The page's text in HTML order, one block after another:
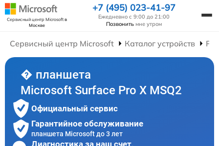
Сервисный центр Microsoftв
Москве
+7 (495) 023-41-97
Ежедневно с 9:00 до 21:00
Позвонить мне утром
Сервисный центр Microsoft Каталог устройств
� планшета
Microsoft Surface Pro X MSQ2
Официальный сервис
Гарантийное обслуживание
планшета Microsoft до 3 лет